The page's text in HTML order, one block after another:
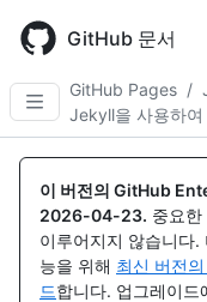
main
content
GitHub 문서
GitHub Pages /
Jekyll을 사용하여
이 버전의 GitHub
2026-04-23. 중요
이루어지지 않습니다.
능을 위해 최신 버전
드합니다. 업그레이드